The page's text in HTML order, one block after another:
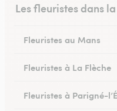
Les fleuristes dans
Fleuristes au Mans
Fleuristes à La Flèche
Fleuristes à Parigné-